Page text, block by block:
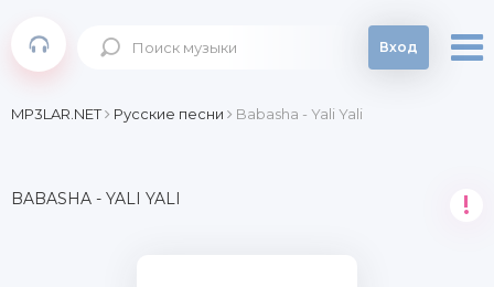
Вход
MP3LAR.NET Русские песни Babasha - Yali Yali
BABASHA - YALI YALI !